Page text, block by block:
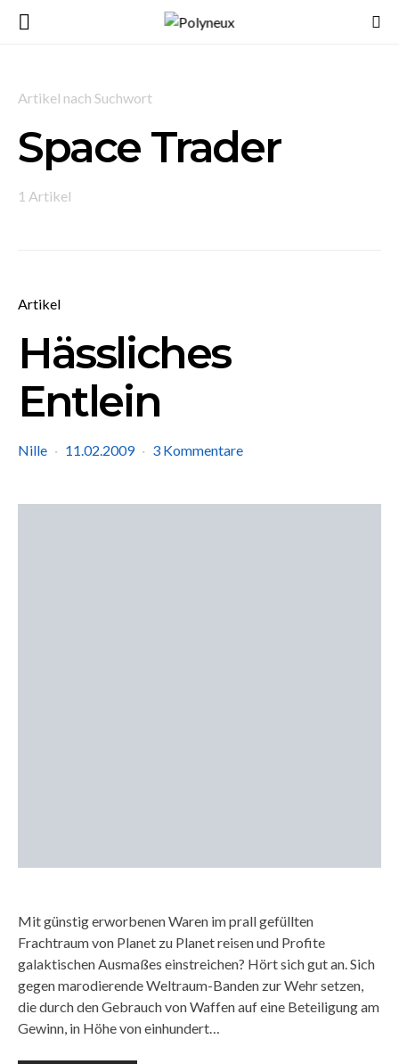
Artikel nach Suchwort
Space Trader
1 Artikel
Artikel
Hässliches
Entlein
Nille 11.02.2009 3 Kommentare
Mit günstig erworbenen Waren im prall gefüllten
Frachtraum von Planet zu Planet reisen und Profite
galaktischen Ausmaßes einstreichen? Hört sich gut an. Sich
gegen marodierende Weltraum-Banden zur Wehr setzen,
die durch den Gebrauch von Waffen auf eine Beteiligung am
Gewinn, in Höhe von einhundert…